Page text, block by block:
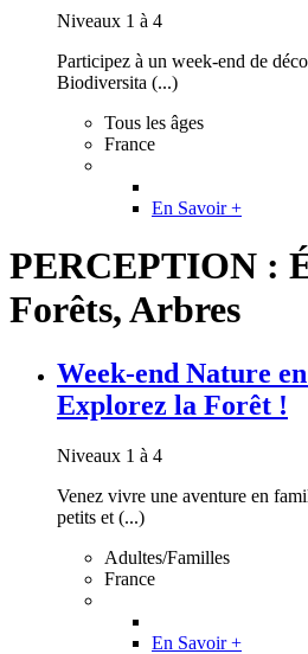
Niveaux 1 à 4
Participez à un week-end de
Biodiversita (...)
Tous les âges
France
En Savoir +
PERCEPTION :
Forêts, Arbres
Week-end Nature
Explorez la Forêt !
Niveaux 1 à 4
Venez vivre une aventure en
petits et (...)
Adultes/Familles
France
En Savoir +